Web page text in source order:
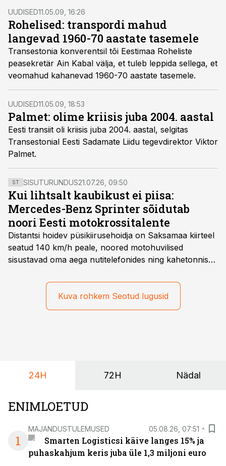
UUDISED11.05.09, 16:26
Rohelised: transpordi mahud
langevad 1960-70 aastate tasemele
Transestonia konverentsil tõi Eestimaa Roheliste
peasekretär Ain Kabal välja, et tuleb leppida sellega, et
veomahud kahanevad 1960-70 aastate tasemele.
UUDISED11.05.09, 18:53
Palmet: olime kriisis juba 2004. aastal
Eesti transiit oli kriisis juba 2004. aastal, selgitas
Transestonial Eesti Sadamate Liidu tegevdirektor Viktor
Palmet.
ST SISUTURUNDUS21.07.26, 09:50
Kui lihtsalt kaubikust ei piisa:
Mercedes-Benz Sprinter sõidutab
noori Eesti motokrossitalente
Distantsi hoidev püsikiirusehoidja on Saksamaa kiirteel
seatud 140 km/h peale, noored motohuvilised
sisustavad oma aega nutitelefonides ning kahetonnises
varustusega. Õige pea on Prantsusmaal, Romagnes
algamas juuniorite motokrossi
maailmameistrivõistlused.
Kuva rohkem Seotud lugusid
24H 72H Nädal
ENIMLOETUD
1
MAJANDUSTULEMUSED 05.08.26, 07:51
Smarten Logisticsi käive langes 15% ja
puhaskahjum keris juba üle 1,3 miljoni euro